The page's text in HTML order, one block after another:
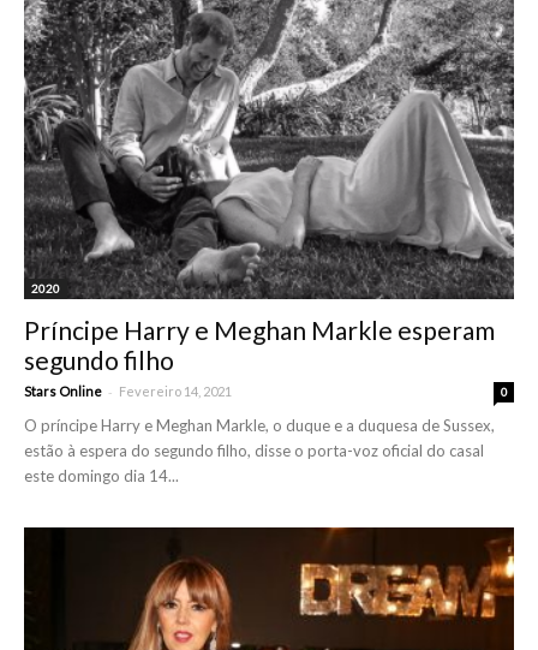
2020
Príncipe Harry e Meghan Markle esperam
segundo filho
Stars Online - Fevereiro 14, 2021 0
O príncipe Harry e Meghan Markle, o duque e a duquesa de Sussex,
estão à espera do segundo filho, disse o porta-voz oficial do casal
este domingo dia 14...